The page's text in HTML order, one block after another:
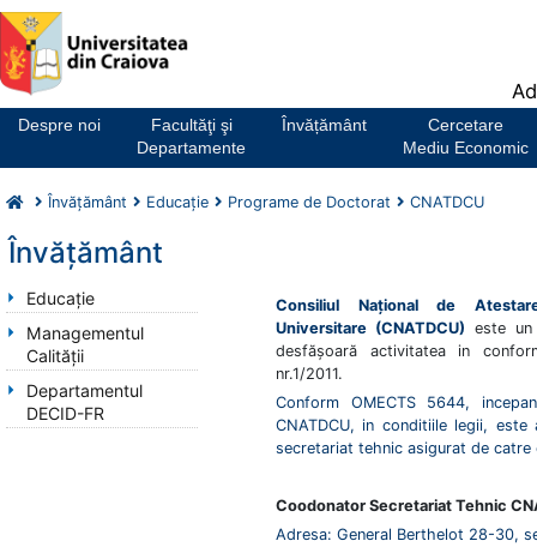
Notă:
Acest
website
un
sistem
accesibilitate.
Despre noi
Facultăţi şi
Departamente
Învățământ
Cercetare
Mediu Economic
Învăţământ Educaţie Programe de Doctorat CNATDCU
Învăţământ
Educaţie
Managementul
Calității
Departamentul
DECID-FR
Consiliul Naţional de
Universitare (CNATDCU) este
desfăşoară activitatea in
nr.1/2011.
Conform OMECTS 5644,
CNATDCU, in conditiile legii,
secretariat tehnic asigurat de catre
Coodonator Secretariat Tehnic
Adresa: General Berthelot 28-30,